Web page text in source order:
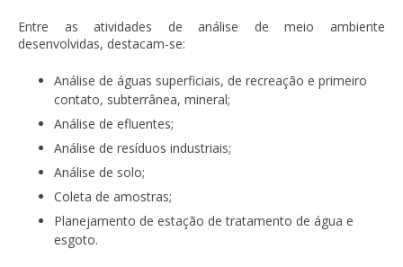
Entre as atividades deanálise de meio ambiente
desenvolvidas, destacam-se:
Análise de águas superficiais, de recreação e primeiro
contato, subterrânea, mineral;
Análise de efluentes;
Análise de resíduos industriais;
Análise de solo;
Coleta de amostras;
Planejamento de estação de tratamento de água e
esgoto.